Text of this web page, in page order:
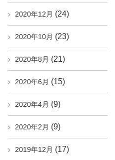
2020年12月 (24)
2020年10月 (23)
2020年8月 (21)
2020年6月 (15)
2020年4月 (9)
2020年2月 (9)
2019年12月 (17)